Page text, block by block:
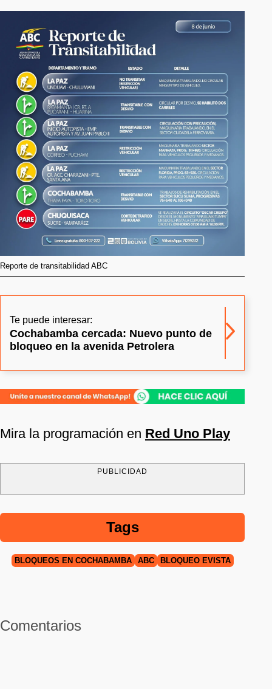
Reporte de transitabilidad ABC
Te puede interesar:
Cochabamba cercada: Nuevo punto de
bloqueo en la avenida Petrolera
Mira la programación en Red Uno Play
PUBLICIDAD
Tags
BLOQUEOS EN COCHABAMBA ABC BLOQUEO EVISTA
Comentarios